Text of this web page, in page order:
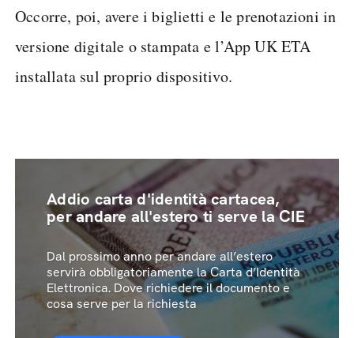
Occorre, poi, avere i biglietti e le prenotazioni in
versione digitale o stampata e l’App UK ETA
installata sul proprio dispositivo.
Addio carta d'identità cartacea,
per andare all'estero ti serve la CIE
Dal prossimo anno per andare all’estero
servirà obbligatoriamente la Carta d’Identità
Elettronica. Dove richiedere il documento e
cosa serve per la richiesta